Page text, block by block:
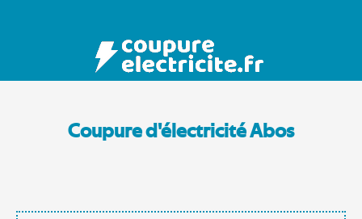
Coupure d'électricité Abos